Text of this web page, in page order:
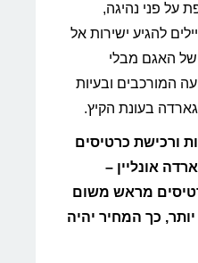
על פני נהיגה,
להגיע ישירות אל
של האגם מבלי
המורכבים ובעיות
גארדה בעונת הקיץ.
ורכישת כרטיסים
אונליין –
מראש משום
כך המחיר יהיה